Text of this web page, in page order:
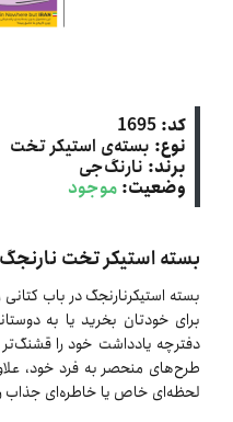
کد: 1695
نوع: بسته‌ی استیکر تخت
برند: نارنگ‌جی
وضعیت: موجود
بسته استیکر تخت
بسته استیکرنارنجگ در باب
برای خودتان بخرید یا به
دفترچه یادداشت خود را
طرح‌های منحصر به فرد خود،
لحظه‌ای خاص یا خاطره‌ای جذاب